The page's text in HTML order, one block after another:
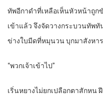
ทัพอีกาดำที่เหลือเห็นหัวหน้าถูก
เข้าแล้ว จึงจัดวางกระบวนทัพ
ข่างใบมีดที่หมุนวน บุกมาสังหา
“พวกเจ้าเข้าไป”
เริ่นหยางไม่ยกเปลือกตาสักหน